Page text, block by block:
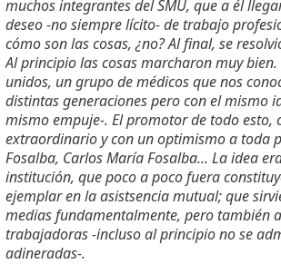
muchos integrantes del SMU, que a él
deseo -no siempre lícito- de trabajo
cómo son las cosas, ¿no? Al final, se
Al principio las cosas marcharon muy
unidos, un grupo de médicos que nos
distintas generaciones pero con el mismo
mismo empuje-. El promotor de todo esto,
extraordinario y con un optimismo a toda
Fosalba, Carlos María Fosalba... La idea
institución, que poco a poco fuera
ejemplar en la asistsencia mutual; que
medias fundamentalmente, pero también
trabajadoras -incluso al principio no se
adineradas-.